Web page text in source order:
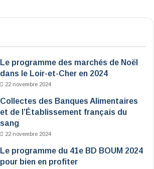
Le programme des marchés de Noël
dans le Loir-et-Cher en 2024
22 novembre 2024
Collectes des Banques Alimentaires
et de l’Établissement français du
sang
22 novembre 2024
Le programme du 41e BD BOUM 2024
pour bien en profiter